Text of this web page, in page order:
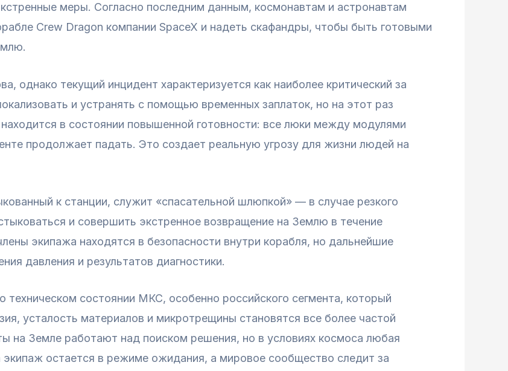
меры. Согласно последним данным, космонавтам и астронавтам
Crew Dragon компании SpaceX и надеть скафандры, чтобы быть готовыми
однако текущий инцидент характеризуется как наиболее критический за
и устранять с помощью временных заплаток, но на этот раз
в состоянии повышенной готовности: все люки между модулями
продолжает падать. Это создает реальную угрозу для жизни людей на
к станции, служит «спасательной шлюпкой» — в случае резкого
и совершить экстренное возвращение на Землю в течение
экипажа находятся в безопасности внутри корабля, но дальнейшие
давления и результатов диагностики.
состоянии МКС, особенно российского сегмента, который
усталость материалов и микротрещины становятся все более частой
на Земле работают над поиском решения, но в условиях космоса любая
остается в режиме ожидания, а мировое сообщество следит за